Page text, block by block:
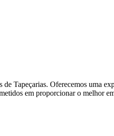
Tapeçarias. Oferecemos uma
em proporcionar o melhor